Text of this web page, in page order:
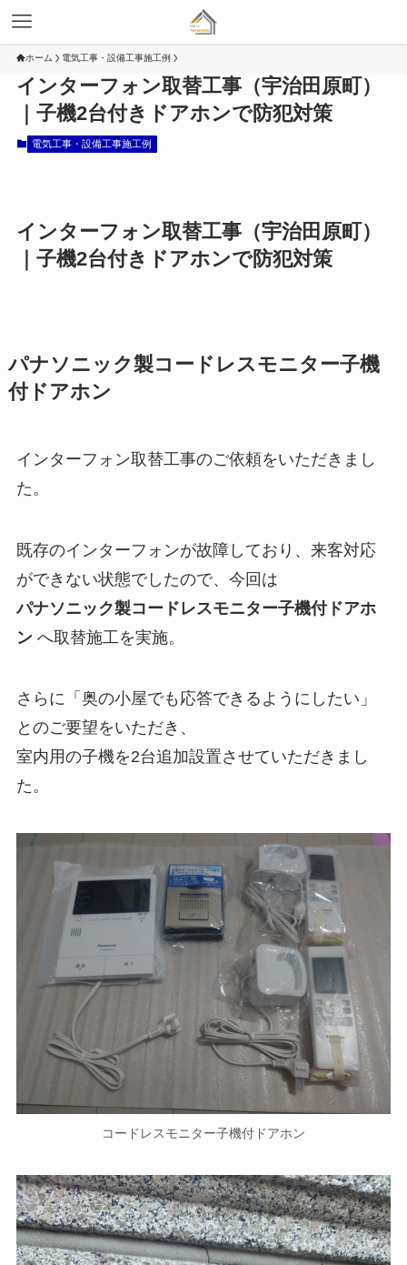
ホーム 電気工事・設備工事施工例
インターフォン取替工事（宇治田原町）
｜子機2台付きドアホンで防犯対策
電気工事・設備工事施工例
インターフォン取替工事（宇治田原町）
｜子機2台付きドアホンで防犯対策
パナソニック製コードレスモニター子機
付ドアホン
インターフォン取替工事のご依頼をいただきまし
た。
既存のインターフォンが故障しており、来客対応
ができない状態でしたので、今回は
パナソニック製コードレスモニター子機付ドアホ
ンへ取替施工を実施。
さらに「奥の小屋でも応答できるようにしたい」
とのご要望をいただき、
室内用の子機を2台追加設置させていただきまし
た。
コードレスモニター子機付ドアホン